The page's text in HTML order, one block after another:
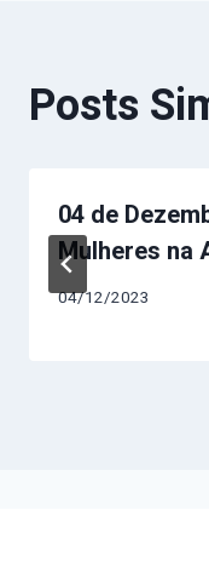
Posts
04 de
Mulheres na
04/12/2023